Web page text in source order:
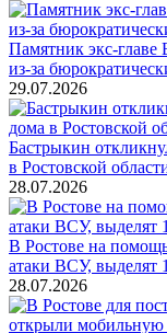
Памятник экс-главе
из-за
29.07.2026
Бастрыкин
в Ростовской
28.07.2026
В Ростове на
атаки ВСУ, выделят
28.07.2026